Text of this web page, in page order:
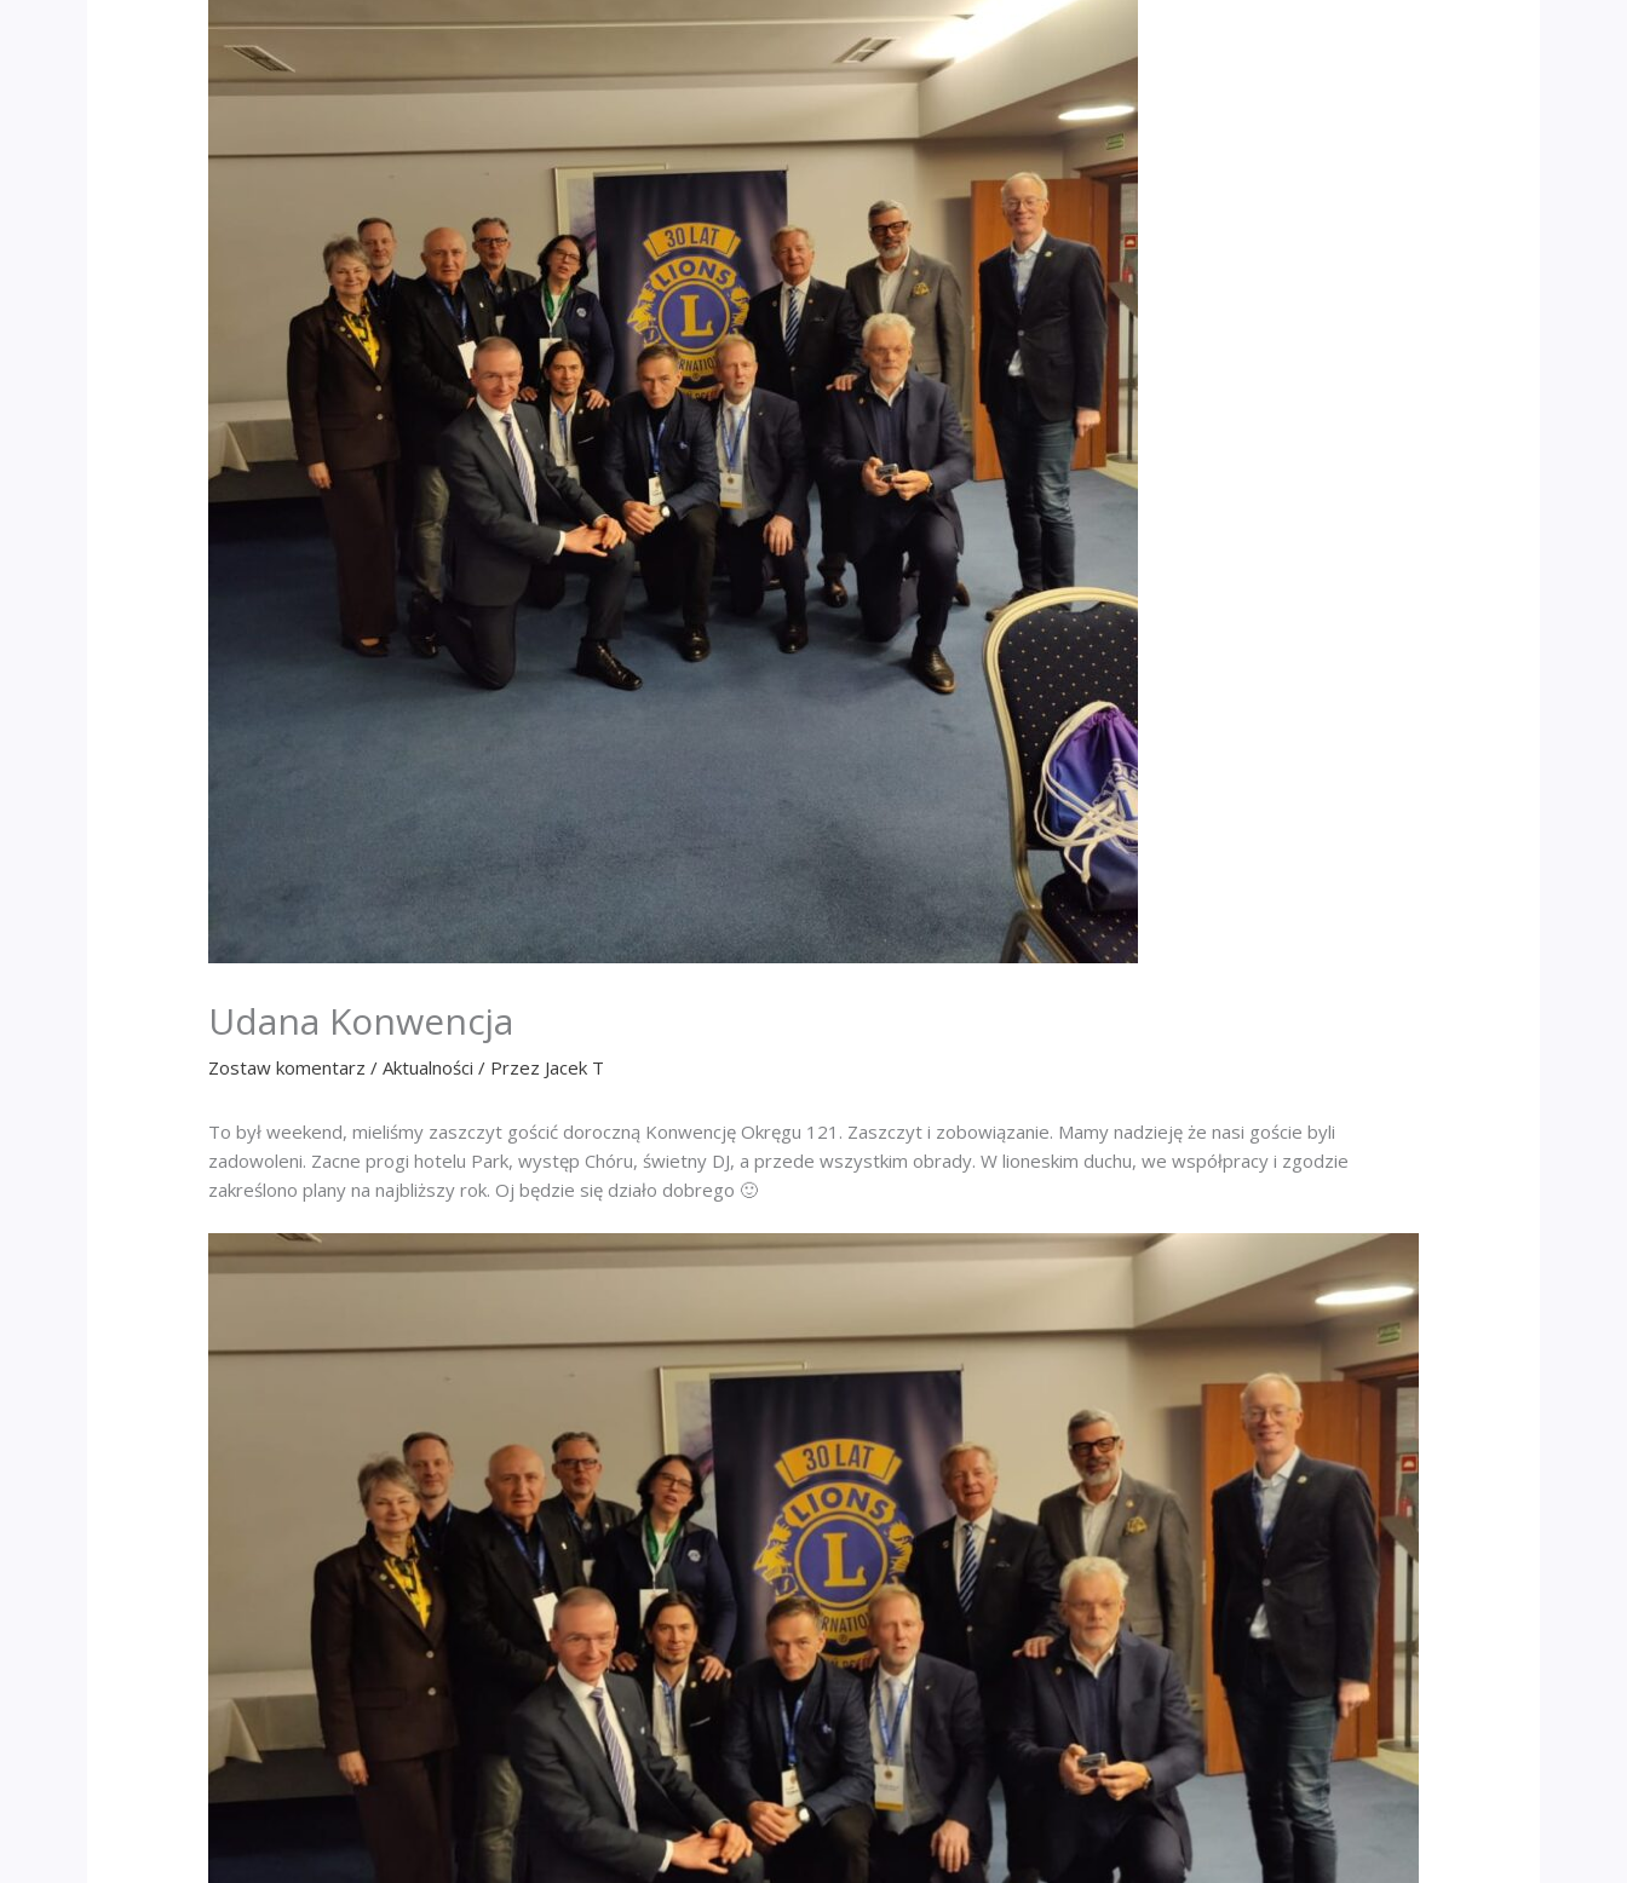
Udana Konwencja
Zostaw komentarz /Aktualności / Przez Jacek T
To był weekend, mieliśmy zaszczyt gościć doroczną Konwencję Okręgu 121. Zaszczyt i zobowiązanie. Mamy nadzieję że nasi goście byli
zadowoleni. Zacne progi hotelu Park, występ Chóru, świetny DJ, a przede wszystkim obrady. W lioneskim duchu, we współpracy i zgodzie
zakreślono plany na najbliższy rok. Oj będzie się działo dobrego 🙂